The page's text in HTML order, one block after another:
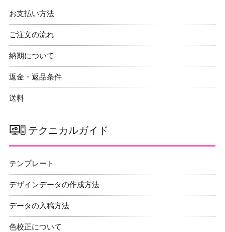
お支払い方法
ご注文の流れ
納期について
返金・返品条件
送料
テクニカルガイド
テンプレート
デザインデータの作成方法
データの入稿方法
色校正について